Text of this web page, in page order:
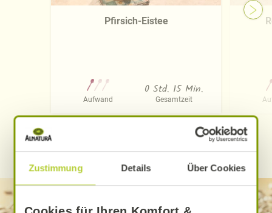
Zustimmung Details Über Cookies
Pfirsich-Eistee
Aufwand
0 Std. 15 Min.
Gesamtzeit
WEITERE ALNATURA REZEPTE FINDEN